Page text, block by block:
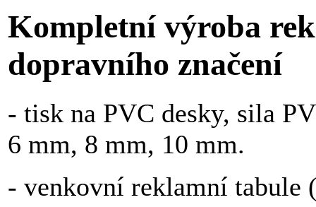
Kompletní výroba
dopravního značení
- tisk na PVC desky, sila
6 mm, 8 mm, 10 mm.
- venkovní reklamní tabule